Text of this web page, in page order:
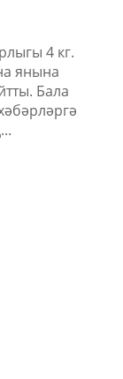
4 кг.
янына
Бала